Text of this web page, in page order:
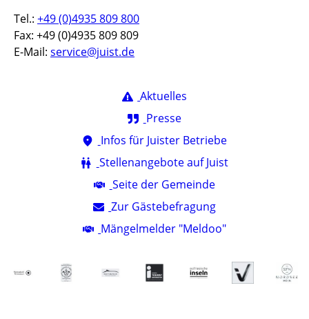
Tel.: +49 (0)4935 809 800
Fax: +49 (0)4935 809 809
E-Mail: service@juist.de
Aktuelles
Presse
Infos für Juister Betriebe
Stellenangebote auf Juist
Seite der Gemeinde
Zur Gästebefragung
Mängelmelder "Meldoo"